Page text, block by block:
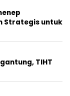
Strategis untuk
TIHT